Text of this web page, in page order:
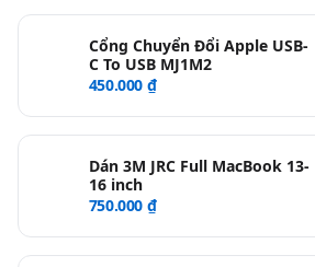
Cổng Chuyển Đổi Apple USB-
C To USB MJ1M2
450.000 ₫
Dán 3M JRC Full MacBook 13-
16 inch
750.000 ₫